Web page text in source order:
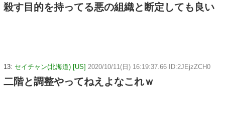
殺す目的を持ってる悪の組織と断定しても良い
13: セイチャン(北海道) [US] 2020/10/11(日) 16:19:37.66 ID:2JEjzZCH0
二階と調整やってねえよなこれｗ